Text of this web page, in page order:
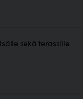
sekä terassille